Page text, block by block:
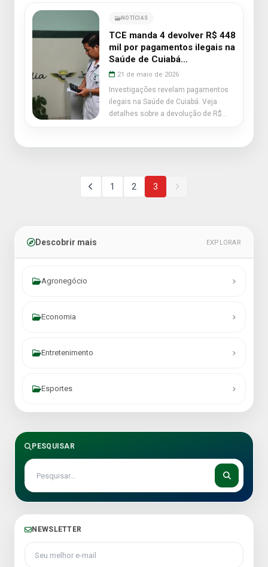
NOTÍCIAS
TCE manda 4 devolver R$ 448
mil por pagamentos ilegais na
Saúde de Cuiabá...
21 de maio de 2026
Investigações revelam pagamentos
ilegais na Saúde de Cuiabá. Veja
detalhes sobre a devolução de R$
1 2 3
Descobrir mais EXPLORAR
Agronegócio
Economia
Entretenimento
Esportes
PESQUISAR
NEWSLETTER
Seu melhor e-mail